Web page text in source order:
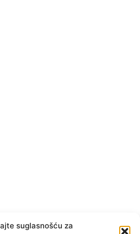
suglasnošću za